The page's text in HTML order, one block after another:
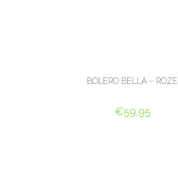
BOLERO BELLA – ROZE
€59,95